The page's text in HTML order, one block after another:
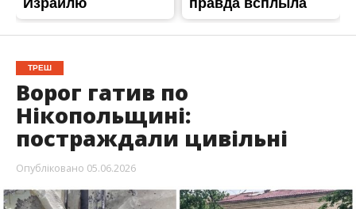
ТРЕШ
Ворог гатив по
Нікопольщині:
постраждали цивільні
Опубліковано 05.06.2026